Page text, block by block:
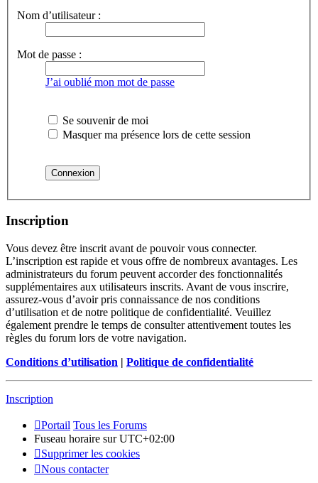
Nom d’utilisateur :
Mot de passe :
J’ai oublié mon mot de passe
Se souvenir de moi
Masquer ma présence lors de cette session
Inscription
Vous devez être inscrit avant de pouvoir vous connecter.
L’inscription est rapide et vous offre de nombreux avantages. Les
administrateurs du forum peuvent accorder des fonctionnalités
supplémentaires aux utilisateurs inscrits. Avant de vous inscrire,
assurez-vous d’avoir pris connaissance de nos conditions
d’utilisation et de notre politique de confidentialité. Veuillez
également prendre le temps de consulter attentivement toutes les
règles du forum lors de votre navigation.
Conditions d’utilisation | Politique de confidentialité
Inscription
Portail Tous les Forums
Fuseau horaire surUTC+02:00
Supprimer les cookies
Nous contacter